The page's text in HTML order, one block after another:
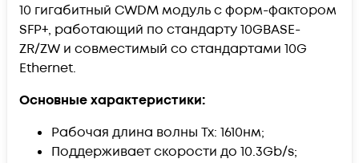
10 гигабитный CWDM модуль с форм-фактором
SFP+, работающий по стандарту 10GBASE-
ZR/ZW и совместимый со стандартами 10G
Ethernet.
Основные характеристики:
Рабочая длина волны Tx: 1610нм;
Поддерживает скорости до 10.3Gb/s;